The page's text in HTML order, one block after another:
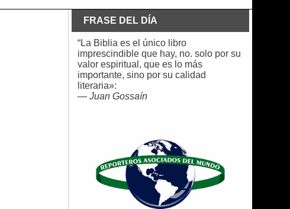
FRASE DEL DÍA
“La Biblia es el único libro
imprescindible que hay, no. solo por su
valor espiritual, que es lo más
importante, sino por su calidad
literaria»:
— Juan Gossaín